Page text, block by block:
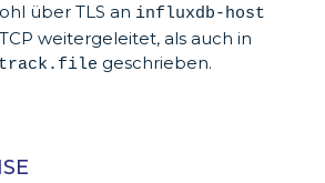
über TLS an influxdb-host
weitergeleitet, als auch in
geschrieben.